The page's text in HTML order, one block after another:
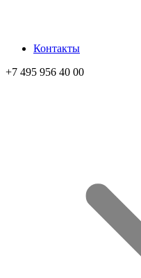
Контакты
+7 495 956 40 00